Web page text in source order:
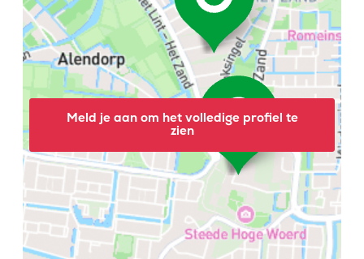
Meld je aan om het volledige profiel te
zien